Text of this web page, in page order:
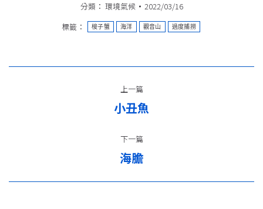
分類： 環境氣候
2022/03/16
標籤：
梭子蟹 海洋 觀音山 過度捕撈
上一篇
上
篇：
小丑魚
下一篇
下
海膽